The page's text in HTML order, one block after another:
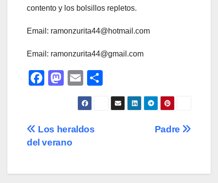
contento y los bolsillos repletos.
Email: ramonzurita44@hotmail.com
Email: ramonzurita44@gmail.com
F
e
b
o
M
o
d
n
E
m
ail
o
m
Navegación
entradas
Padre
Los heraldos
del verano